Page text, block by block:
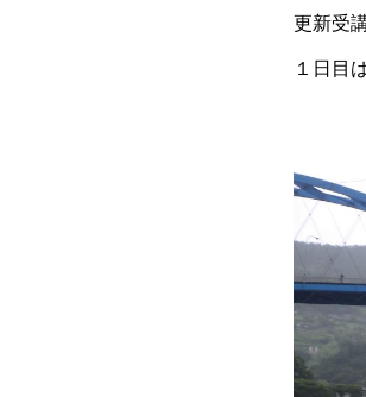
更新受
１日目